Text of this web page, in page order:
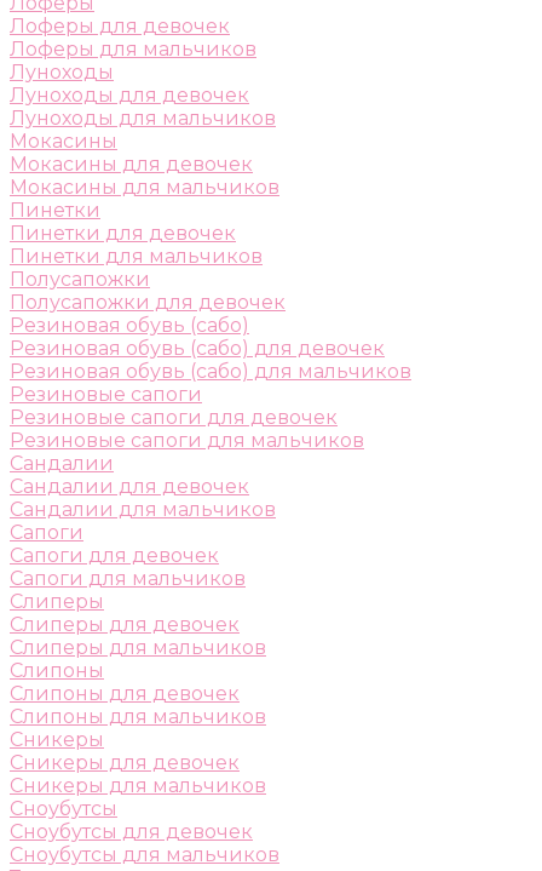
Лоферы для девочек
Лоферы для мальчиков
Луноходы
Луноходы для девочек
Луноходы для мальчиков
Мокасины
Мокасины для девочек
Мокасины для мальчиков
Пинетки
Пинетки для девочек
Пинетки для мальчиков
Полусапожки
Полусапожки для девочек
Резиновая обувь (сабо)
Резиновая обувь (сабо) для девочек
Резиновая обувь (сабо) для мальчиков
Резиновые сапоги
Резиновые сапоги для девочек
Резиновые сапоги для мальчиков
Сандалии
Сандалии для девочек
Сандалии для мальчиков
Сапоги
Сапоги для девочек
Сапоги для мальчиков
Слиперы
Слиперы для девочек
Слиперы для мальчиков
Слипоны
Слипоны для девочек
Слипоны для мальчиков
Сникеры
Сникеры для девочек
Сникеры для мальчиков
Сноубутсы
Сноубутсы для девочек
Сноубутсы для мальчиков